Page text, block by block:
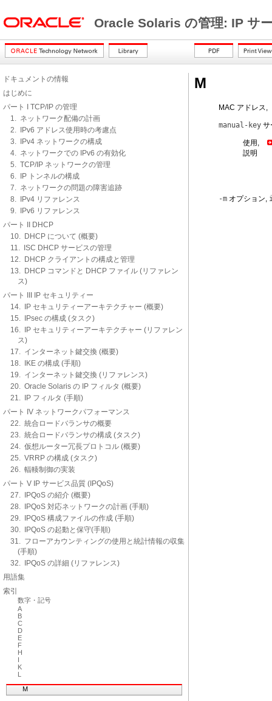
Oracle Solaris の管理: IP サ
ドキュメントの情報
はじめに
パート I TCP/IP の管理
1. ネットワーク配備の計画
2. IPv6 アドレス使用時の考慮点
3. IPv4 ネットワークの構成
4. ネットワークでの IPv6 の有効化
5. TCP/IP ネットワークの管理
6. IP トンネルの構成
7. ネットワークの問題の障害追跡
8. IPv4 リファレンス
9. IPv6 リファレンス
パート II DHCP
10. DHCP について (概要)
11. ISC DHCP サービスの管理
12. DHCP クライアントの構成と管理
13. DHCP コマンドと DHCP ファイル (リファレン
ス)
パート III IP セキュリティー
14. IP セキュリティーアーキテクチャー (概要)
15. IPsec の構成 (タスク)
16. IP セキュリティーアーキテクチャー (リファレン
ス)
17. インターネット鍵交換 (概要)
18. IKE の構成 (手順)
19. インターネット鍵交換 (リファレンス)
20. Oracle Solaris の IP フィルタ (概要)
21. IP フィルタ (手順)
パート IV ネットワークパフォーマンス
22. 統合ロードバランサの概要
23. 統合ロードバランサの構成 (タスク)
24. 仮想ルーター冗長プロトコル (概要)
25. VRRP の構成 (タスク)
26. 輻輳制御の実装
パート V IP サービス品質 (IPQoS)
27. IPQoS の紹介 (概要)
28. IPQoS 対応ネットワークの計画 (手順)
29. IPQoS 構成ファイルの作成 (手順)
30. IPQoS の起動と保守(手順)
31. フローアカウンティングの使用と統計情報の収集
(手順)
32. IPQoS の詳細 (リファレンス)
用語集
索引
数字・記号
A
B
C
D
E
F
H
I
K
L
M
M
MAC アドレス,
manual-key サ
使用,
説明
-m オプション,